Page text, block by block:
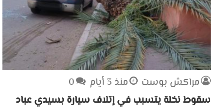
مراكش بوست منذ 3 أيام
0
سقوط نخلة يتسبب في إتلاف سيارة بسيدي عباد